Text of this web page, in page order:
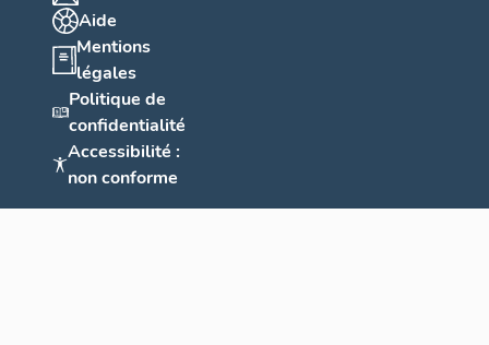
Aide
Mentions
légales
Politique de
confidentialité
Accessibilité :
non conforme